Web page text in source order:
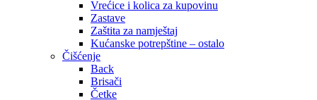
Vrećice i kolica za kupovinu
Zastave
Zaštita za namještaj
Kućanske potrepštine – ostalo
Čišćenje
Back
Brisači
Četke